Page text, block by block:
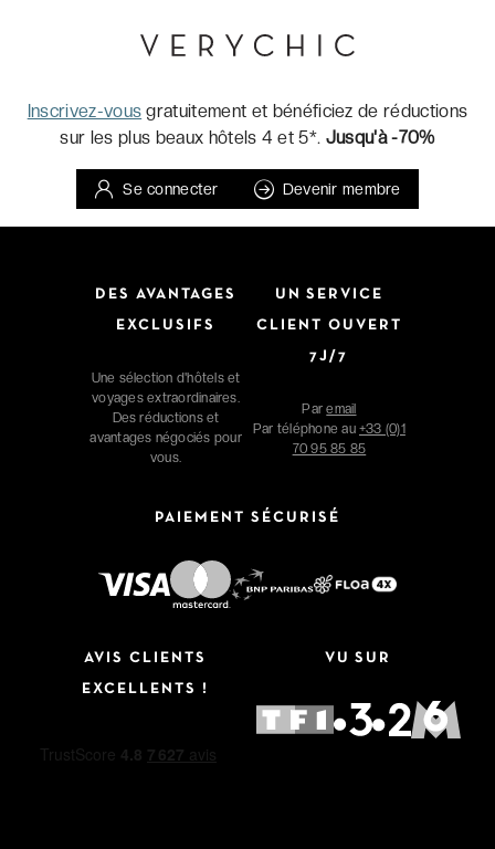
Inscrivez-vous gratuitement et bénéficiez de réductions
sur les plus beaux hôtels 4 et 5*. Jusqu'à -70%
Se connecter Devenir membre
DES AVANTAGES
EXCLUSIFS
Une sélection d'hôtels et
voyages extraordinaires.
Des réductions et
avantages négociés pour
vous.
UN SERVICE
CLIENT OUVERT
7J/7
Paremail
Par téléphone au +33 (0)1
70 95 85 85
PAIEMENT SÉCURISÉ
AVIS CLIENTS
EXCELLENTS !
VU SUR